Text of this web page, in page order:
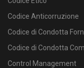
Codice Anticorruzione
Codice di Condotta
Codice di Condotta
Control Management